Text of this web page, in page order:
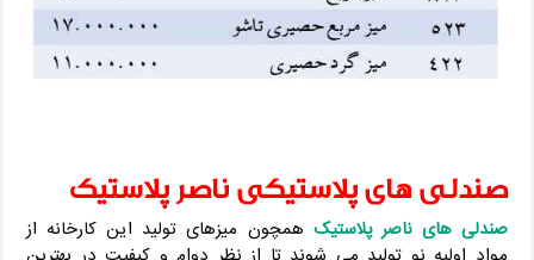
صندلی های پلاستیکی ناصر پلاستیک
صندلی های ناصر پلاستیک همچون میزهای تولید این کارخانه از
مواد اولیه نو تولید می شوند تا از نظر دوام و کیفیت در بهترین